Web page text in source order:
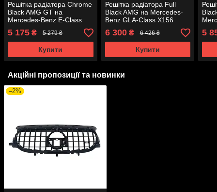
Решітка радіатора Chrome
Black AMG GT на
Mercedes-Benz E-Class
W213 2020-2023 роки
5 175 ₴ 5 279 ₴
Купити
Решітка радіатора Full
Black AMG на Mercedes-
Benz GLA-Class X156
2013-2017 року
6 300₴ 6 426 ₴
Купити
5
Акційні пропозиції та новинки
–2%